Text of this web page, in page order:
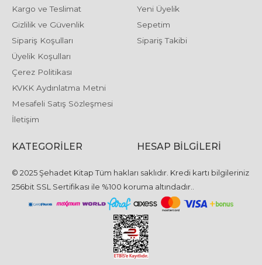
Kargo ve Teslimat
Gizlilik ve Güvenlik
Sipariş Koşulları
Üyelik Koşulları
Çerez Politikası
KVKK Aydınlatma Metni
Mesafeli Satış Sözleşmesi
İletişim
Yeni Üyelik
Sepetim
Sipariş Takibi
KATEGORILER HESAP BILGILERI
© 2025 Şehadet Kitap Tüm hakları saklıdır. Kredi kartı bilgileriniz
256bit SSL Sertifikası ile %100 koruma altındadır..